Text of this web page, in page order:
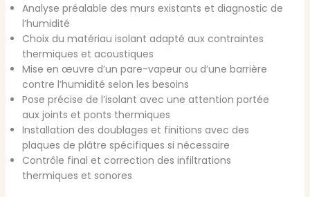
Analyse préalable des murs existants et diagnostic de
l’humidité
Choix du matériau isolant adapté aux contraintes
thermiques et acoustiques
Mise en œuvre d’un pare-vapeur ou d’une barrière
contre l’humidité selon les besoins
Pose précise de l’isolant avec une attention portée
aux joints et ponts thermiques
Installation des doublages et finitions avec des
plaques de plâtre spécifiques si nécessaire
Contrôle final et correction des infiltrations
thermiques et sonores